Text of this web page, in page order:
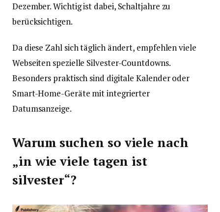
Dezember. Wichtig ist dabei, Schaltjahre zu
berücksichtigen.
Da diese Zahl sich täglich ändert, empfehlen viele
Webseiten spezielle Silvester-Countdowns.
Besonders praktisch sind digitale Kalender oder
Smart-Home-Geräte mit integrierter
Datumsanzeige.
Warum suchen so viele nach
„in wie viele tagen ist
silvester“?